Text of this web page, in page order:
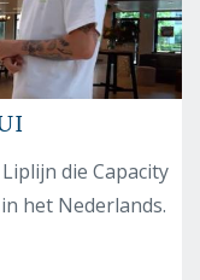
die Capacity
het Nederlands.